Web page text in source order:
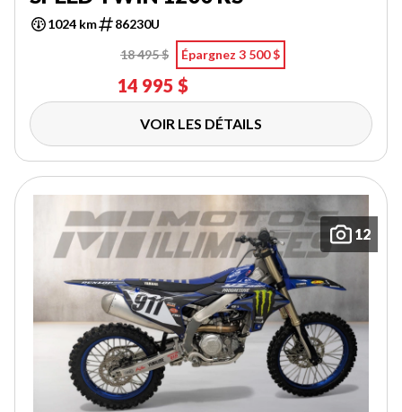
1024 km
86230U
18 495 $
Épargnez 3 500 $
14 995 $
VOIR LES DÉTAILS
12